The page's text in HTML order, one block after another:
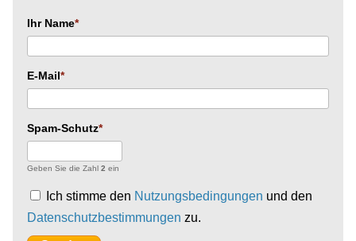
Ihr Name
E-Mail
Spam-Schutz
Geben Sie die Zahl 2 ein
Ich stimme den Nutzungsbedingungen und den
Datenschutzbestimmungen zu.